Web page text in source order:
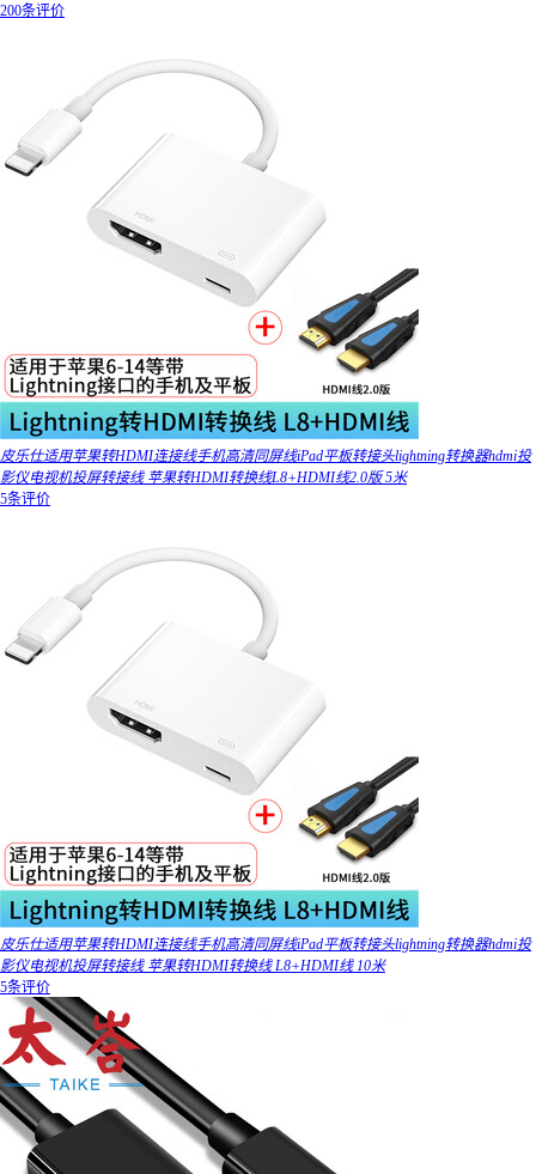
200条评价
皮乐仕适用苹果转HDMI连接线手机高清同屏线iPad平板转接头lightning转换器hdmi投
影仪电视机投屏转接线 苹果转HDMI转换线L8+HDMI线2.0版 5米
5条评价
皮乐仕适用苹果转HDMI连接线手机高清同屏线iPad平板转接头lightning转换器hdmi投
影仪电视机投屏转接线 苹果转HDMI转换线 L8+HDMI线 10米
5条评价